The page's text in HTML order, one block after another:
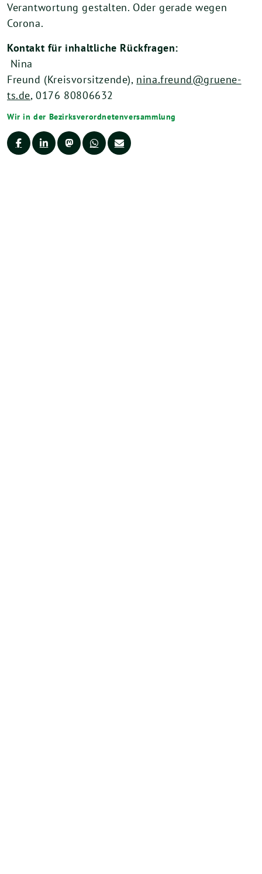
Verantwortung gestalten. Oder gerade wegen
Corona.
Kontakt fürinhaltliche Rückfragen:
Nina
Freund (Kreisvorsitzende), nina.freund@gruene-
ts.de, 0176 80806632
Wir in der Bezirksverordnetenversammlung